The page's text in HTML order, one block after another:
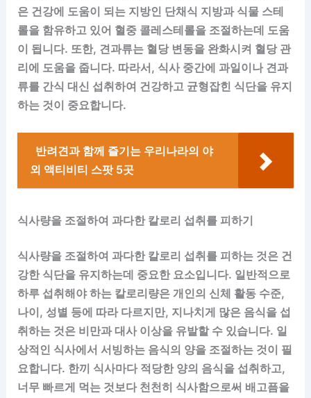
은 건강에 도움이 되는 지방인 단채식 지방과 식물 스테
롤을 함유하고 있어 혈중 콜레스테롤을 조절하는데 도움
이 됩니다. 또한, 견과류는 혈당 변동을 완화시켜 혈당 관
리에 도움을 줍니다. 따라서, 식사 중간에 과일이나 견과
류를 간식 대신 섭취하여 건강하고 균형잡힌 식단을 유지
하는 것이 중요합니다.
반려견과 함께 즐기는 우리나라의 야
외 액티비티 스팟 5곳
식사량을 조절하여 과다한 칼로리 섭취를 피하기
식사량을 조절하여 과다한 칼로리 섭취를 피하는 것은 건
강한 식단을 유지하는데 중요한 요소입니다. 일반적으로
하루 섭취해야 하는 칼로리량은 개인의 신체 활동 수준,
나이, 성별 등에 따라 다르지만, 지나치게 많은 음식을 섭
취하는 것은 비만과 대사 이상을 유발할 수 있습니다. 일
상적인 식사에서 서빙하는 음식의 양을 조절하는 것이 필
요합니다. 한끼 식사마다 적당한 양의 음식을 섭취하고,
너무 빠르게 먹는 것보다 천천히 식사함으로써 배고픔을